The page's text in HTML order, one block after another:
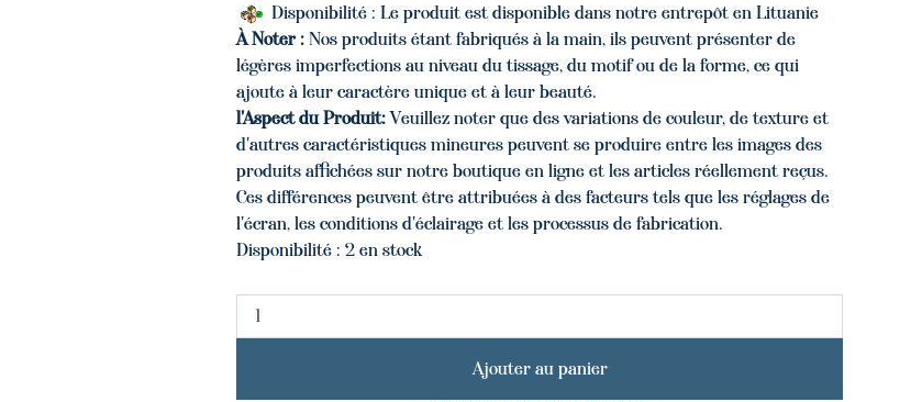
Disponibilité : Le produit est disponible dans notre entrepôt en Lituanie
À Noter : Nos produits étant fabriqués à la main, ils peuvent présenter de
légères imperfections au niveau du tissage, du motif ou de la forme, ce qui
ajoute à leur caractère unique et à leur beauté.
l'Aspect du Produit:Veuillez noter que des variations de couleur, de texture et
d'autres caractéristiques mineures peuvent se produire entre les images des
produits affichées sur notre boutique en ligne et les articles réellement reçus.
Ces différences peuvent être attribuées à des facteurs tels que les réglages de
l'écran, les conditions d'éclairage et les processus de fabrication.
Disponibilité : 2 en stock
Ajouter au panier